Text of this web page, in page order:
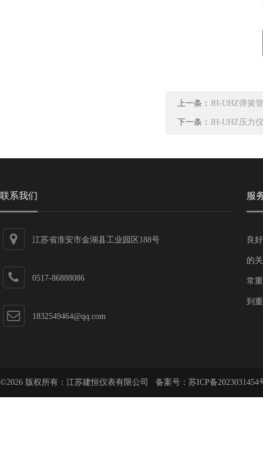
上一条： JH-UHZ弹簧
下一条： JH-UHZ压力
联系我们
江苏省淮安市金湖县工业园区188号
0517-86888086
1832549464@qq.com
服
良
的
常
到
©2026 版权所有：江苏建恒仪表有限公司 备案号： 苏ICP备2023031454